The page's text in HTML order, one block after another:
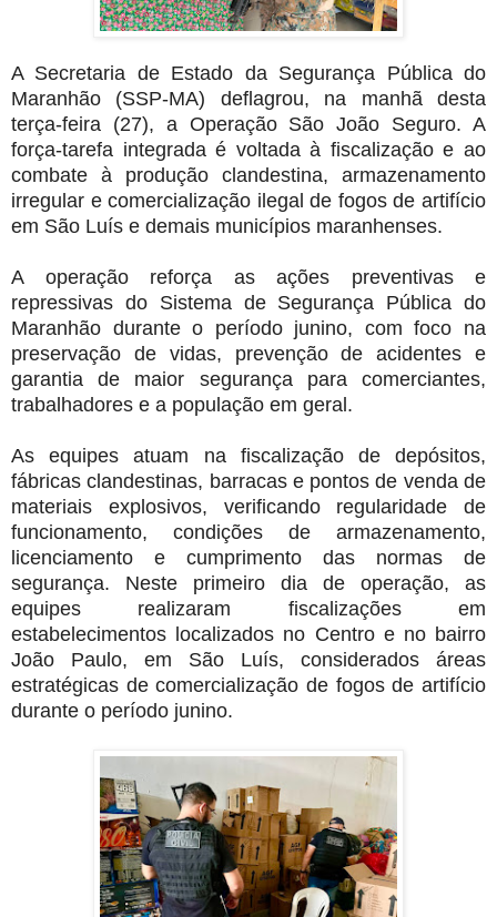
A Secretaria de Estado da Segurança Pública do
Maranhão (SSP-MA) deflagrou, na manhã desta
terça-feira (27), a Operação São João Seguro. A
força-tarefa integrada é voltada à fiscalização e ao
combate à produção clandestina, armazenamento
irregular e comercialização ilegal de fogos de artifício
em São Luís e demais municípios maranhenses.
A operação reforça as ações preventivas e
repressivas do Sistema de Segurança Pública do
Maranhão durante o período junino, com foco na
preservação de vidas, prevenção de acidentes e
garantia de maior segurança para comerciantes,
trabalhadores e a população em geral.
As equipes atuam na fiscalização de depósitos,
fábricas clandestinas, barracas e pontos de venda de
materiais explosivos, verificando regularidade de
funcionamento, condições de armazenamento,
licenciamento e cumprimento das normas de
segurança. Neste primeiro dia de operação, as
equipes realizaram fiscalizações em
estabelecimentos localizados no Centro e no bairro
João Paulo, em São Luís, considerados áreas
estratégicas de comercialização de fogos de artifício
durante o período junino.